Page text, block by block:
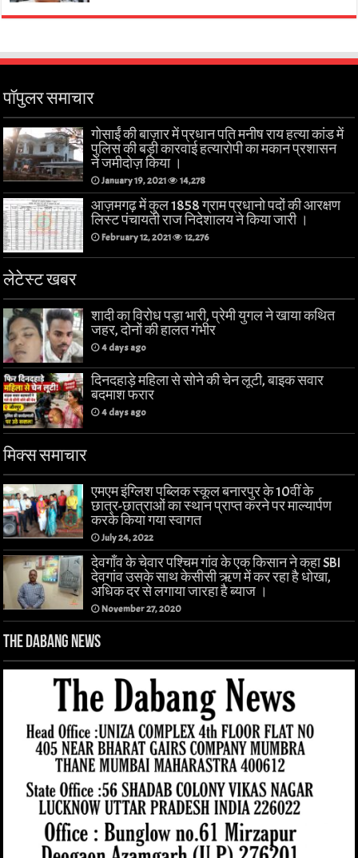
पॉपुलर समाचार
गोसाईं की बाज़ार में प्रधान पति मनीष राय हत्या कांड में
पुलिस की बड़ी कारवाई हत्यारोपी का मकान प्रशासन
ने जमीदोज़ किया ।
January 19, 2021 14,278
आज़मगढ़ में कुल 1858 ग्राम प्रधानो पदों की आरक्षण
लिस्ट पंचायती राज निदेशालय ने किया जारी ।
February 12, 2021 12,276
लेटेस्ट खबर
शादी का विरोध पड़ा भारी, प्रेमी युगल ने खाया कथित
जहर, दोनों की हालत गंभीर
4 days ago
दिनदहाड़े महिला से सोने की चेन लूटी, बाइक सवार
बदमाश फरार
4 days ago
मिक्स समाचार
एमएम इंग्लिश पब्लिक स्कूल बनारपुर के 10वीं के
छात्र-छात्राओं का स्थान प्राप्त करने पर माल्यार्पण
करके किया गया स्वागत
July 24, 2022
देवगाँव के चेवार पश्चिम गांव के एक किसान ने कहा SBI
देवगांव उसके साथ केसीसी ऋण में कर रहा है धोखा,
अधिक दर से लगाया जारहा है ब्याज ।
November 27, 2020
The Dabang News